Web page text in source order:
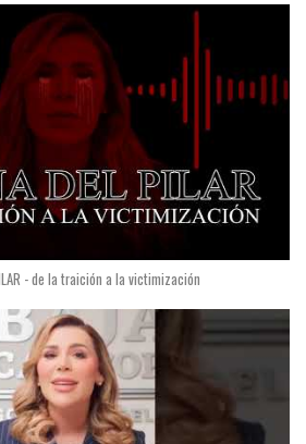
- de la traición a la victimización